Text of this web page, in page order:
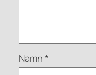
Namn*